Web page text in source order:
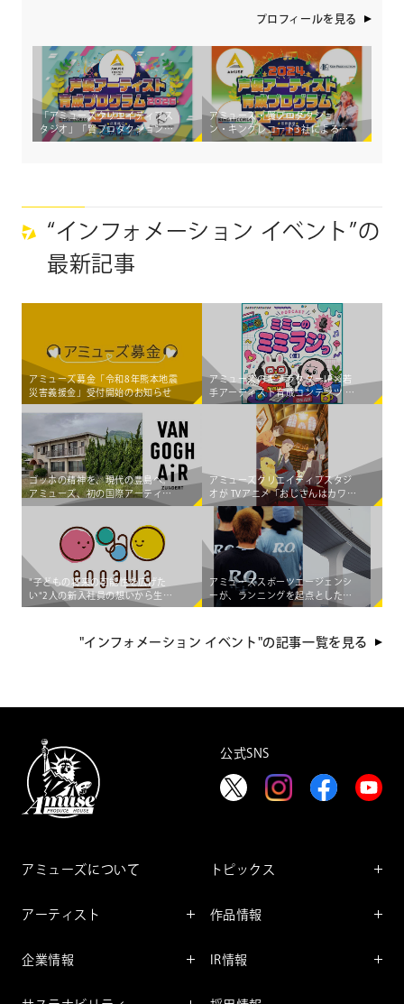
プロフィールを見る
「アミューズクリエイティブス
タジオ」「賢プロダクション」
「キングレコード」3社による
アミューズ・賢プロダクショ
ン・キングレコード3社による
「2024 声優アーティスト育成
“インフォメーション イベント”の
最新記事
アミューズ募金「令和8年熊本地震
災害義援金」受付開始のお知らせ
アミューズのキャラクターIP×若
手アーティスト育成コンテンツ 新
Podcast番組「ミミーのミミラジっ
（仮）」 8月6日（木）より配信ス
ゴッホの精神を、現代の豊島へ。
アミューズ、初の国際アーティス
ト・イン・レジデンス「Van Gogh
ンダの若手アーティスト3組が豊島
の暮らしと交差し、新たな価値を
創造する～
アミューズクリエイティブスタジ
オが TVアニメ「おじさんはカワイ
イものがお好き。」をプロデュー
ス
"子どもの将来の可能性を広げた
い"2人の新入社員の想いから生ま
れた 食事×エンタメ体験支援企画
2026」開催！
アミューズスポーツエージェンシ
ーが、ランニングを起点としたカ
ルチャークリエイティブプロダク
ーンチ
"インフォメーション イベント"の記事一覧を見る
公式SNS
アミューズについて
アーティスト
企業情報
トピックス
レポート
作品情報
IR情報